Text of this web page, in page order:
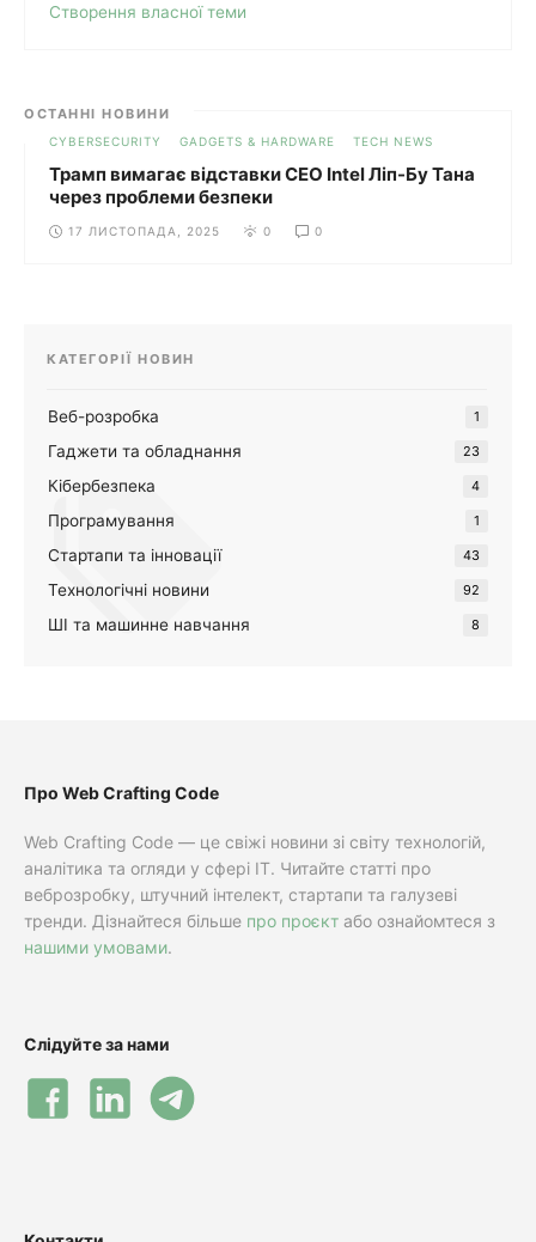
Створення власної теми
ОСТАННІ НОВИНИ
CYBERSECURITY GADGETS & HARDWARE TECH NEWS
Трамп вимагає відставки CEO Intel Ліп-Бу Тана
через проблеми безпеки
17 ЛИСТОПАДА, 2025 0 0
КАТЕГОРІЇ НОВИН
Веб-розробка 1
Гаджети та обладнання 23
Кібербезпека 4
Програмування 1
Стартапи та інновації 43
Технологічні новини 92
ШІ та машинне навчання 8
Про Web Crafting Code
Web Crafting Code — це свіжі новини зі світу технологій,
аналітика та огляди у сфері IT. Читайте статті про
веброзробку, штучний інтелект, стартапи та галузеві
тренди. Дізнайтеся більше про проєкт або ознайомтеся з
нашими умовами.
Слідуйте за нами